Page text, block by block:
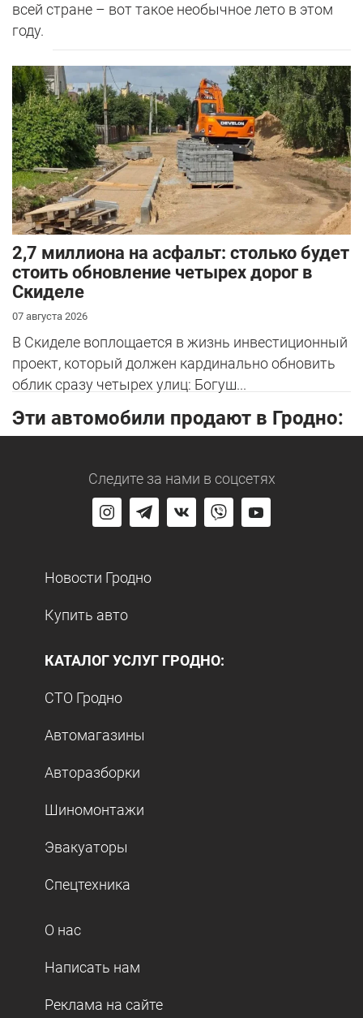
всей стране – вот такое необычное лето в этом
году.
2,7 миллиона на асфальт: столько будет
стоить обновление четырех дорог в
Скиделе
07 августа 2026
В Скиделе воплощается в жизнь инвестиционный
проект, который должен кардинально обновить
облик сразу четырех улиц: Богуш...
Эти автомобили продают в Гродно:
Следите за нами в соцсетях
Новости Гродно
Купить авто
КАТАЛОГ УСЛУГ ГРОДНО:
СТО Гродно
Автомагазины
Авторазборки
Шиномонтажи
Эвакуаторы
Спецтехника
О нас
Написать нам
Реклама на сайте